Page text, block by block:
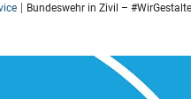
Bundeswehr in Zivil –